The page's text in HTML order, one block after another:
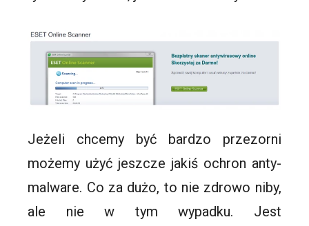
Jeżeli chcemy być bardzo przezorni
możemy użyć jeszcze jakiś ochron anty-
malware. Co za dużo, to nie zdrowo niby,
ale nie w tym wypadku. Jest